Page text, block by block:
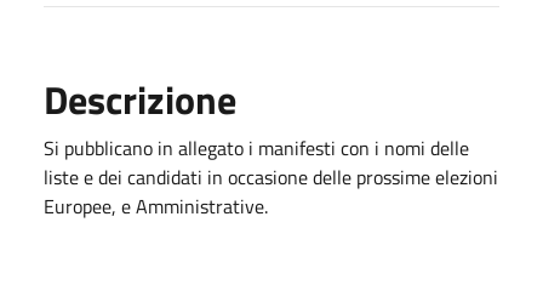
Descrizione
Si pubblicano in allegato i manifesti con i nomi delle
liste e dei candidati in occasione delle prossime elezioni
Europee, e Amministrative.